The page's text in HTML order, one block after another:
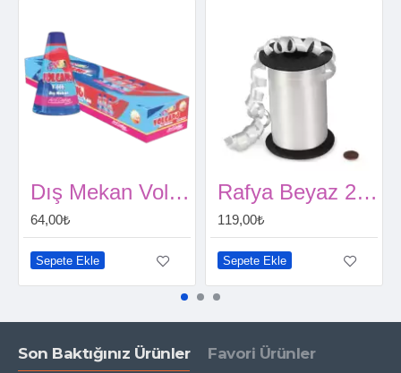
parti malzemeleri
kategorisinden inceleyebilirsiniz.
Adrese dilediğiniz gün ve saat için uçan balon siparişi vermek
içintıklayınız.
Dış Mekan Volkan (3 metre)
64,00₺
Sepete Ekle
Rafya Beyaz 200 metre
119,00₺
Sepete Ekle
Son Baktığınız Ürünler Favori Ürünler